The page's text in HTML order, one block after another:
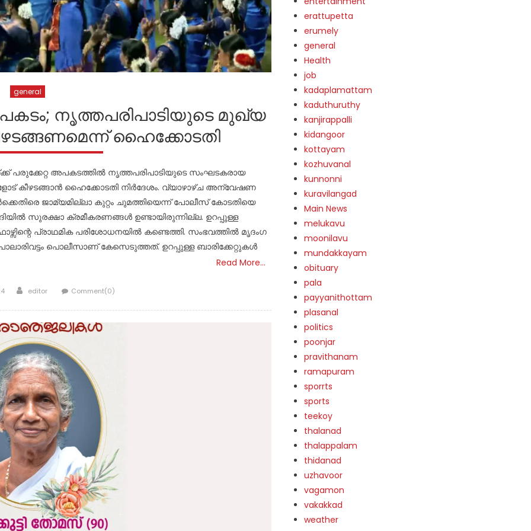
general
നൃത്തപരിപാടിയുടെ മുഖ്യ
ഹൈക്കോടതി
പരുക്കേറ്റ അപകടത്തിൽ നൃത്തപരിപാടിയുടെ സംഘടകരായ
കീഴടങ്ങാൻ ഹൈക്കോടതി നിർദേശം. വ്യാഴാഴ്ച അന്വേഷണ
ജാമ്യമില്ലാ കുറ്റം ചുമത്തിയെന്ന് പോലീസ് കോടതിയെ
സുരക്ഷാ ക്രമീകരണങ്ങൾ ഉണ്ടായിരുന്നില്ല. ഉറപ്പുള്ള
പ്രാഥമിക പരിശോധനയിൽ കണ്ടെത്തി. സംഭവത്തിൽ മൃദംഗ
പൊലീസാണ് കേസെടുത്തത്. ഉറപ്പുള്ള ബാരിക്കേറ്റുകൾ
Read More…
Author
editor Comment(0)
erattupetta
erumely
general
Health
job
kadaplamattam
kaduthuruthy
kanjirappalli
kidangoor
kottayam
kozhuvanal
kunnonni
kuravilangad
Main News
melukavu
moonilavu
mundakkayam
obituary
pala
payyanithottam
plasanal
politics
poonjar
pravithanam
ramapuram
sporrts
sports
teekoy
thalanad
thalappalam
thidanad
uzhavoor
vagamon
vakakkad
weather